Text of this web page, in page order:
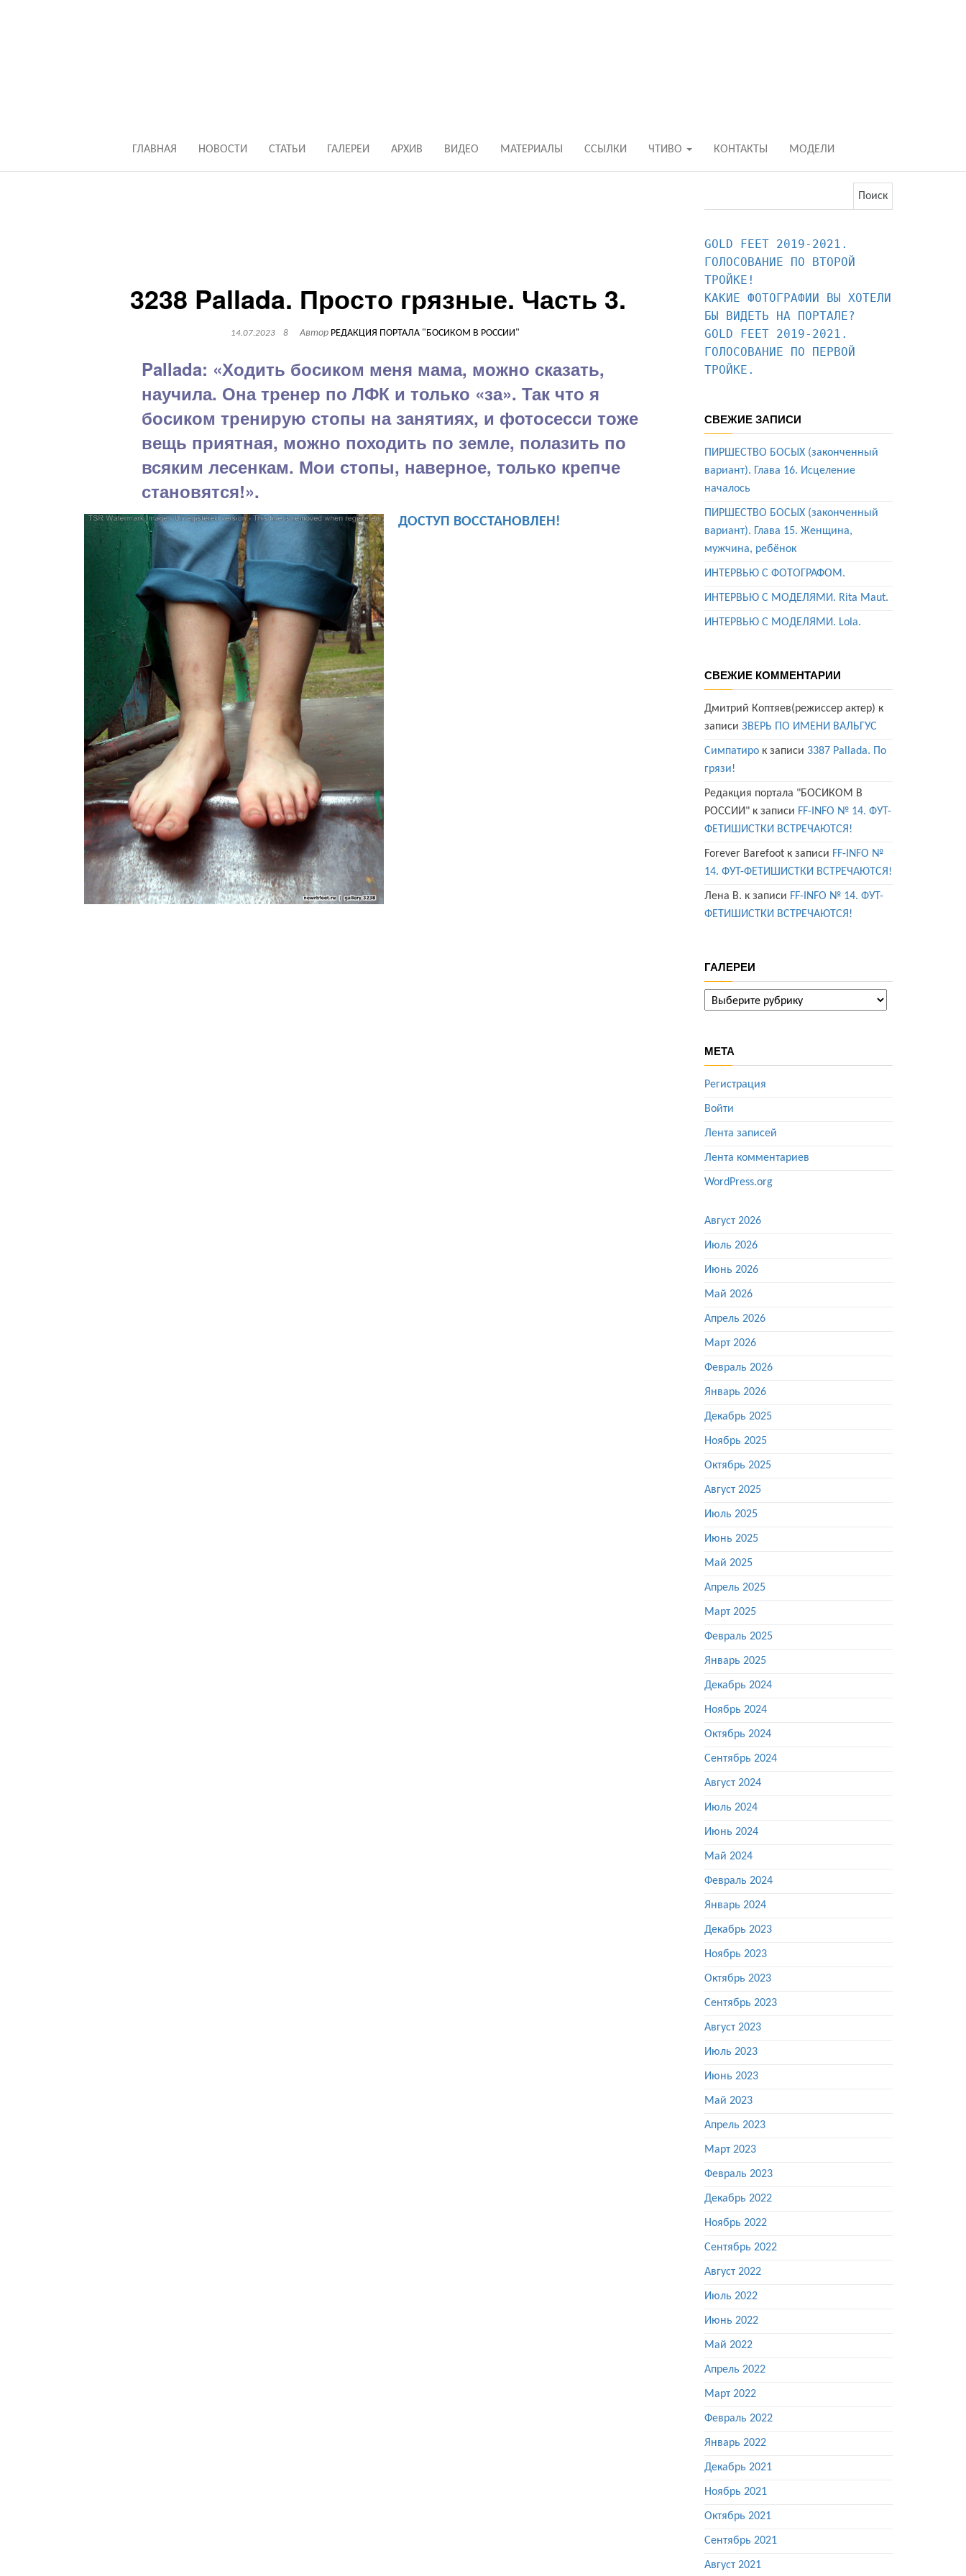
ГЛАВНАЯ НОВОСТИ СТАТЬИ ГАЛЕРЕИ АРХИВ ВИДЕО МАТЕРИАЛЫ ССЫЛКИ ЧТИВО КОНТАКТЫ МОДЕЛИ
3238 Pallada. Просто грязные. Часть 3.
14.07.2023 8 Автор РЕДАКЦИЯ ПОРТАЛА "БОСИКОМ В РОССИИ"
Pallada: «Ходить босиком меня мама, можно сказать,
научила. Она тренер по ЛФК и только «за». Так что я
босиком тренирую стопы на занятиях, и фотосесси тоже
вещь приятная, можно походить по земле, полазить по
всяким лесенкам. Мои стопы, наверное, только крепче
становятся!».
ДОСТУП ВОССТАНОВЛЕН!
GOLD FEET 2019-2021.
ГОЛОСОВАНИЕ ПО ВТОРОЙ
КАКИЕ ФОТОГРАФИИ ВЫ ХОТЕЛИ
БЫ ВИДЕТЬ НА ПОРТАЛЕ?
GOLD FEET 2019-2021.
ГОЛОСОВАНИЕ ПО ПЕРВОЙ
ТРОЙКЕ.
СВЕЖИЕ ЗАПИСИ
ПИРШЕСТВО БОСЫХ (законченный
вариант). Глава 16. Исцеление
началось
ПИРШЕСТВО БОСЫХ (законченный
вариант). Глава 15. Женщина,
мужчина, ребёнок
ИНТЕРВЬЮ С ФОТОГРАФОМ.
ИНТЕРВЬЮ С МОДЕЛЯМИ. Rita Maut.
ИНТЕРВЬЮ С МОДЕЛЯМИ. Lola.
СВЕЖИЕ КОММЕНТАРИИ
Дмитрий Коптяев(режиссер актер) к
записи ЗВЕРЬ ПО ИМЕНИ ВАЛЬГУС
Симпатирок записи 3387 Pallada. По
грязи!
Редакция портала "БОСИКОМ В
РОССИИ"к записи FF-INFO № 14. ФУТ-
ФЕТИШИСТКИ ВСТРЕЧАЮТСЯ!
Forever Barefootк записи FF-INFO №
14. ФУТ-ФЕТИШИСТКИ ВСТРЕЧАЮТСЯ!
Лена В. к записи FF-INFO № 14. ФУТ-
ФЕТИШИСТКИ ВСТРЕЧАЮТСЯ!
ГАЛЕРЕИ
ГАЛЕРЕИ
МЕТА
Регистрация
Войти
Лента записей
Лента комментариев
WordPress.org
Август 2026
Июль 2026
Июнь 2026
Май 2026
Апрель 2026
Март 2026
Февраль 2026
Январь 2026
Декабрь 2025
Ноябрь 2025
Октябрь 2025
Август 2025
Июль 2025
Июнь 2025
Май 2025
Апрель 2025
Март 2025
Февраль 2025
Январь 2025
Декабрь 2024
Ноябрь 2024
Октябрь 2024
Сентябрь 2024
Август 2024
Июль 2024
Июнь 2024
Май 2024
Февраль 2024
Январь 2024
Декабрь 2023
Ноябрь 2023
Октябрь 2023
Сентябрь 2023
Август 2023
Июль 2023
Июнь 2023
Май 2023
Апрель 2023
Март 2023
Февраль 2023
Декабрь 2022
Ноябрь 2022
Сентябрь 2022
Август 2022
Июль 2022
Июнь 2022
Май 2022
Апрель 2022
Март 2022
Февраль 2022
Январь 2022
Декабрь 2021
Ноябрь 2021
Октябрь 2021
Сентябрь 2021
Август 2021